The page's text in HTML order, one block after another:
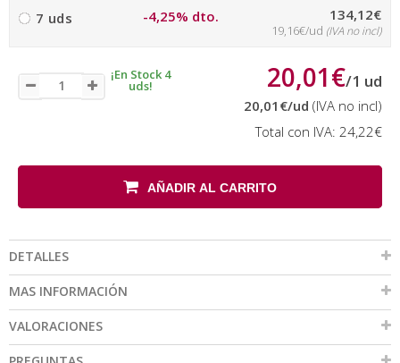
7 uds -4,25% dto. 134,12€
19,16€/ud (IVA no incl)
¡En Stock 4
uds! 20,01€/1 ud
20,01€/ud (IVA no incl)
Total con IVA: 24,22€
AÑADIR AL CARRITO
DETALLES
MAS INFORMACIÓN
VALORACIONES